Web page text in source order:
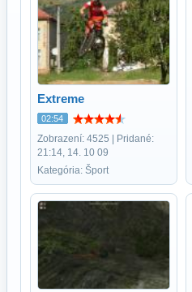
Extreme
02:54
Zobrazení: 4525 | Pridané:
21:14, 14. 10 09
Kategória: Šport